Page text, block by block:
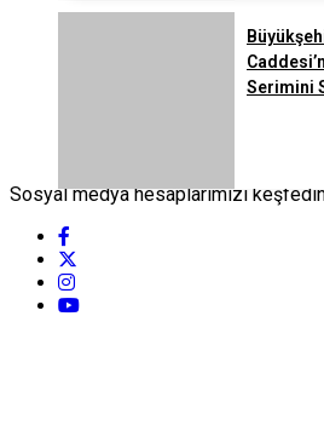
Serimini
Sosyal medya hesaplarımızı